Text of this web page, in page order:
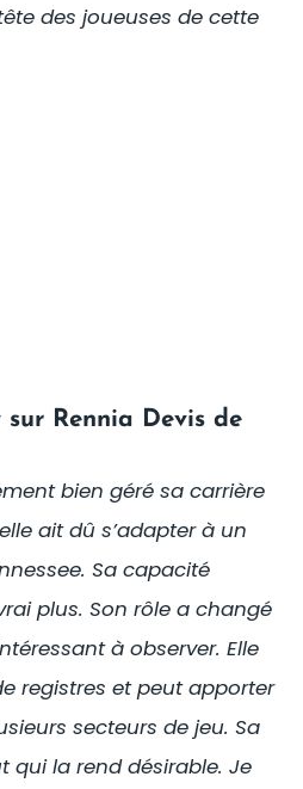
des joueuses de cette
Rennia Devis de
bien géré sa carrière
ait dû s’adapter à un
Sa capacité
plus. Son rôle a changé
à observer. Elle
registres et peut apporter
secteurs de jeu. Sa
qui la rend désirable. Je